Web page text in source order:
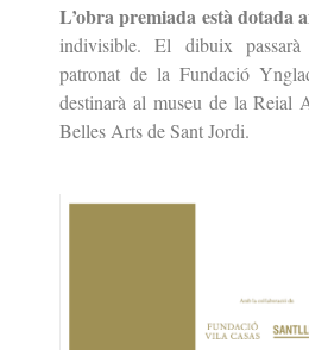
L’obra premiada està dotada
indivisible. El dibuix
patronat de la Fundació
destinarà al museu de la Reial
Belles Arts de Sant Jordi.